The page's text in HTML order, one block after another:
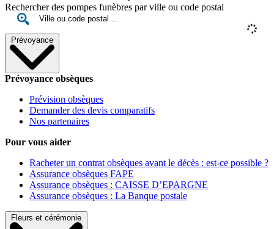
Rechercher des pompes funèbres par ville ou code postal
Prévoyance
Prévoyance obsèques
Prévision obsèques
Demander des devis comparatifs
Nos partenaires
Pour vous aider
Racheter un contrat obsèques avant le décès : est-ce possible ?
Assurance obsèques FAPE
Assurance obsèques : CAISSE D’EPARGNE
Assurance obsèques : La Banque postale
Fleurs et cérémonie